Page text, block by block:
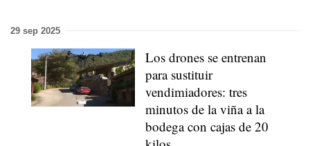
29 sep 2025
Los drones se entrenan
para sustituir
vendimiadores: tres
minutos de la viña a la
bodega con cajas de 20